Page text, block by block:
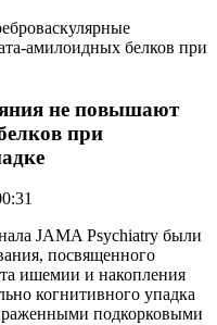
амилоидных белков при
не повышают
при
JAMA Psychiatry были
посвященного
ишемии и накопления
когнитивного упадка
подкорковыми